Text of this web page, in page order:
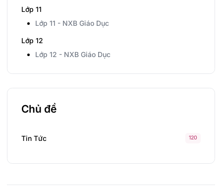
Lớp 11
Lớp 11 - NXB Giáo Dục
Lớp 12
Lớp 12 - NXB Giáo Dục
Chủ đề
Tin Tức 120